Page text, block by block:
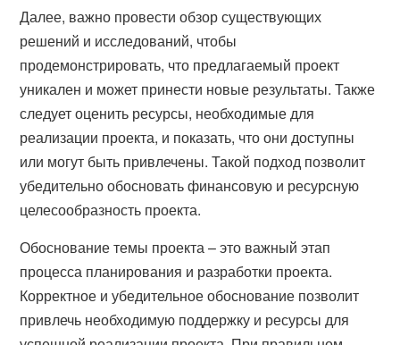
Далее, важно провести обзор существующих
решений и исследований, чтобы
продемонстрировать, что предлагаемый проект
уникален и может принести новые результаты. Также
следует оценить ресурсы, необходимые для
реализации проекта, и показать, что они доступны
или могут быть привлечены. Такой подход позволит
убедительно обосновать финансовую и ресурсную
целесообразность проекта.
Обоснование темы проекта – это важный этап
процесса планирования и разработки проекта.
Корректное и убедительное обоснование позволит
привлечь необходимую поддержку и ресурсы для